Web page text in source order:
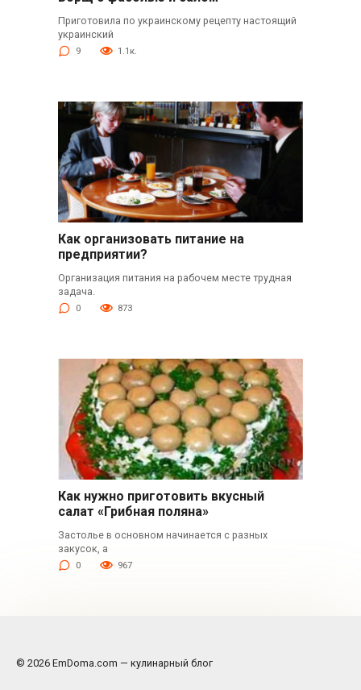
Приготовила по украинскому рецепту настоящий
украинский
9 1.1к.
Как организовать питание на
предприятии?
Организация питания на рабочем месте трудная
задача.
0 873
Как нужно приготовить вкусный
салат «Грибная поляна»
Застолье в основном начинается с разных
закусок, а
0 967
© 2026 EmDoma.com — кулинарный блог